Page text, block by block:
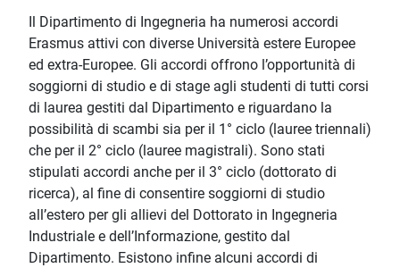
Il Dipartimento di Ingegneria ha numerosi accordi
Erasmus attivi con diverse Università estere Europee
ed extra-Europee. Gli accordi offrono l’opportunità di
soggiorni di studio e di stage agli studenti di tutti corsi
di laurea gestiti dal Dipartimento e riguardano la
possibilità di scambi sia per il 1° ciclo (lauree triennali)
che per il 2° ciclo (lauree magistrali). Sono stati
stipulati accordi anche per il 3° ciclo (dottorato di
ricerca), al fine di consentire soggiorni di studio
all’estero per gli allievi del Dottorato in Ingegneria
Industriale e dell’Informazione, gestito dal
Dipartimento. Esistono infine alcuni accordi di